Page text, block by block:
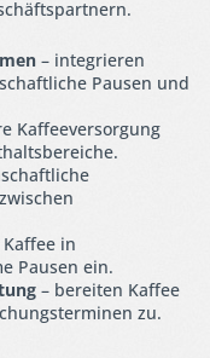
– integrieren
Pausen und
Kaffeeversorgung
in
Pausen ein.
– bereiten Kaffee
zu.